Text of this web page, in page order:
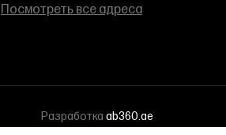
Посмотреть все адреса
Разработка ab360.ae